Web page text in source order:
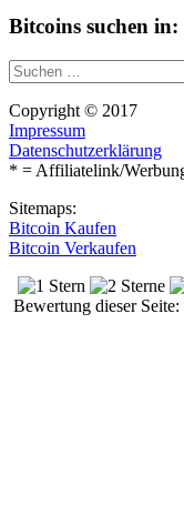
Bitcoins suchen in:
Suche
nach:
Copyright © 2017
Impressum
Datenschutzerklärung
* = Affiliatelink/
Sitemaps:
Bitcoin Kaufen
Bitcoin Verkaufen
Bewertung dieser